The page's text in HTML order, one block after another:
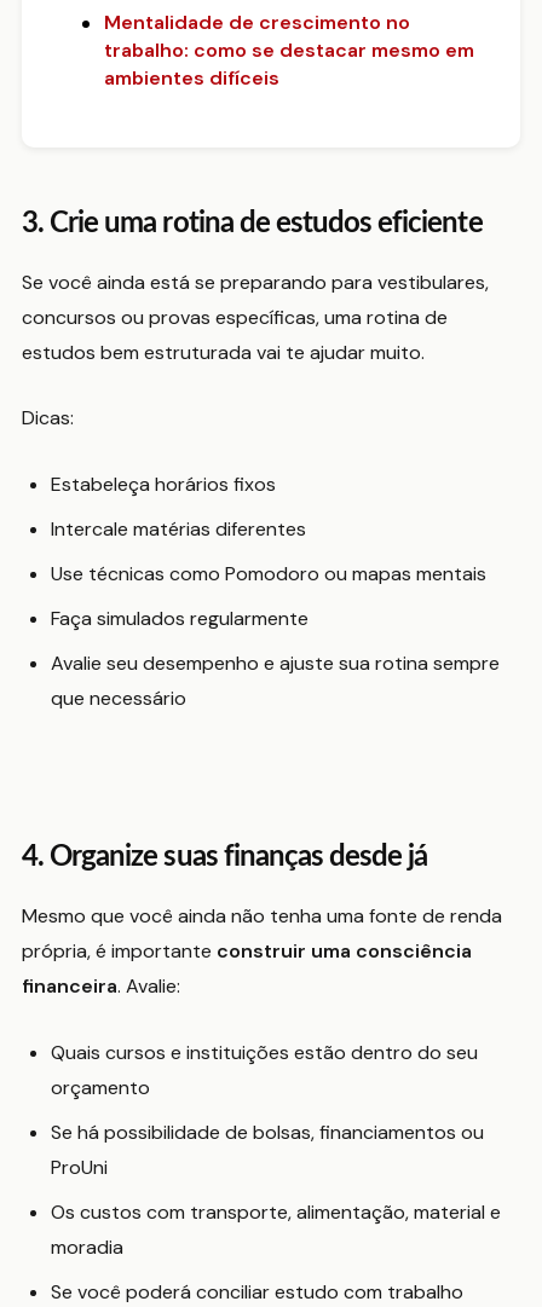
Mentalidade de crescimento no
trabalho: como se destacar mesmo em
ambientes difíceis
3. Crie uma rotina de estudos eficiente
Se você ainda está se preparando para vestibulares,
concursos ou provas específicas, uma rotina de
estudos bem estruturada vai te ajudar muito.
Dicas:
Estabeleça horários fixos
Intercale matérias diferentes
Use técnicas como Pomodoro ou mapas mentais
Faça simulados regularmente
Avalie seu desempenho e ajuste sua rotina sempre
que necessário
4. Organize suas finanças desde já
Mesmo que você ainda não tenha uma fonte de renda
própria, é importante construir uma consciência
financeira. Avalie:
Quais cursos e instituições estão dentro do seu
orçamento
Se há possibilidade de bolsas, financiamentos ou
ProUni
Os custos com transporte, alimentação, material e
moradia
Se você poderá conciliar estudo com trabalho